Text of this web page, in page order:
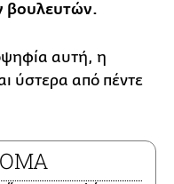
βουλευτών.
αυτή, η
ύστερα από πέντε